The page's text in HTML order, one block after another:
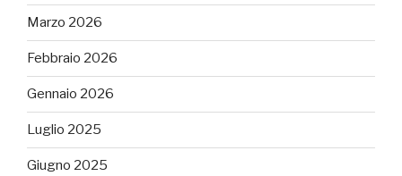
Marzo 2026
Febbraio 2026
Gennaio 2026
Luglio 2025
Giugno 2025